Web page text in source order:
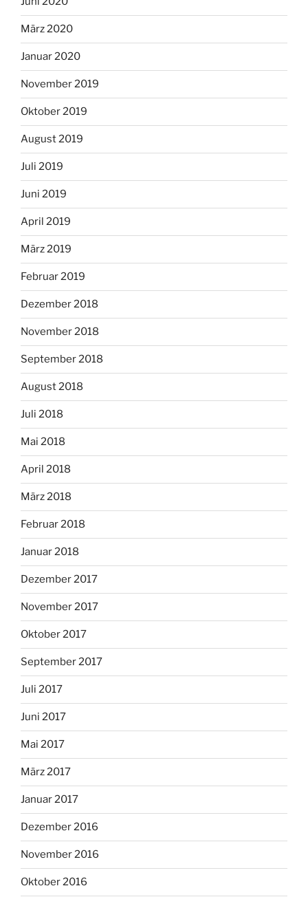
März 2020
Januar 2020
November 2019
Oktober 2019
August 2019
Juli 2019
Juni 2019
April 2019
März 2019
Februar 2019
Dezember 2018
November 2018
September 2018
August 2018
Juli 2018
Mai 2018
April 2018
März 2018
Februar 2018
Januar 2018
Dezember 2017
November 2017
Oktober 2017
September 2017
Juli 2017
Juni 2017
Mai 2017
März 2017
Januar 2017
Dezember 2016
November 2016
Oktober 2016